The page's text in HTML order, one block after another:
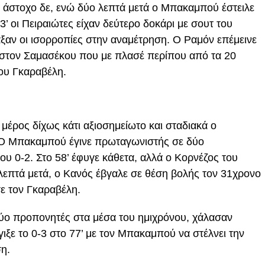
δε, ενώ δύο λεπτά μετά ο Μπακαμπού έστειλε
οι Πειραιώτες είχαν δεύτερο δοκάρι με σουτ του
οι ισορροπίες στην αναμέτρηση. Ο Ραμόν επέμεινε
Σαμασέκου που με πλασέ περίπου από τα 20
Γκαραβέλη.
δίχως κάτι αξιοσημείωτο και σταδιακά ο
Μπακαμπού έγινε πρωταγωνιστής σε δύο
0-2. Στο 58’ έφυγε κάθετα, αλλά ο Κορνέζος του
μετά, ο Κανός έβγαλε σε θέση βολής τον 31χρονο
τον Γκαραβέλη.
προπονητές στα μέσα του ημιχρόνου, χάλασαν
το 0-3 στο 77’ με τον Μπακαμπού να στέλνει την